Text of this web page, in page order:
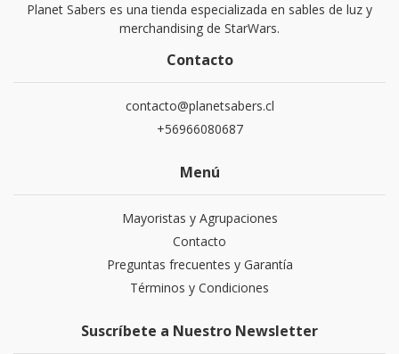
Planet Sabers es una tienda especializada en sables de luz y
merchandising de StarWars.
Contacto
contacto@planetsabers.cl
+56966080687
Menú
Mayoristas y Agrupaciones
Contacto
Preguntas frecuentes y Garantía
Términos y Condiciones
Suscríbete a Nuestro Newsletter